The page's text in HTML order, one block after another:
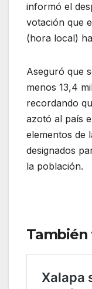
informó el
votación que
(hora local)
Aseguró que
menos 13,4
recordando
azotó al país
elementos de
designados
la población.